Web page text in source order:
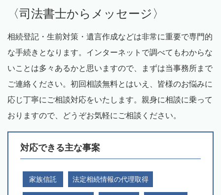
〈司法書士からメッセージ〉
相続登記・生前対策・遺言作成などは非常に重要で専門的
な手続きとなります。インターネットで調べてもわからな
いことは多々あるかと思いますので、まずは当事務所まで
ご連絡ください。初回相談無料とはいえ、皆様のお悩みに
応じ丁寧にご相談対応をいたします。親身に相談に乗って
おりますので、どうぞお気軽にご相談ください。
対応できる主な事案
家族信託 法定相続情報の代理取得